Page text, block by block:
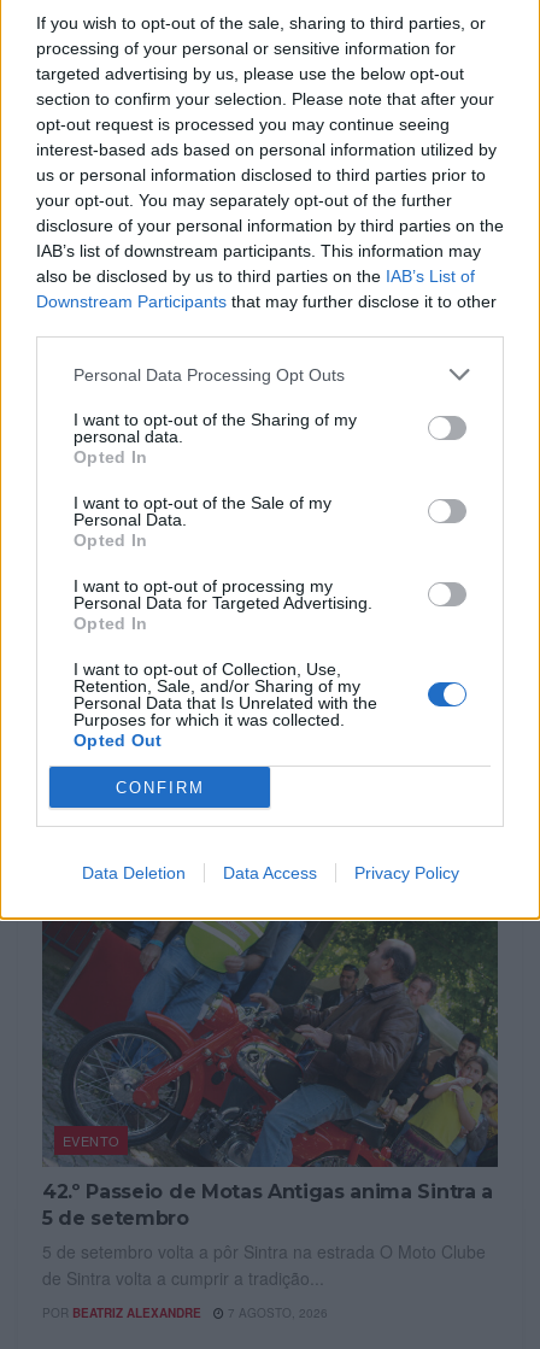
If you wish to opt-out of the sale, sharing to third parties, or
processing of your personal or sensitive information for
targeted advertising by us, please use the below opt-out
section to confirm your selection. Please note that after your
opt-out request is processed you may continue seeing
interest-based ads based on personal information utilized by
us or personal information disclosed to third parties prior to
your opt-out. You may separately opt-out of the further
disclosure of your personal information by third parties on the
IAB’s list of downstream participants. This information may
also be disclosed by us to third parties on the IAB’s List of
Downstream Participants that may further disclose it to other
Personal Data Processing Opt Outs
I want to opt-out of the Sharing of my
personal data.
Opted In
I want to opt-out of the Sale of my
Personal Data.
Opted In
I want to opt-out of processing my
Personal Data for Targeted Advertising.
Opted In
I want to opt-out of Collection, Use,
Retention, Sale, and/or Sharing of my
Personal Data that Is Unrelated with the
Purposes for which it was collected.
Opted Out
CONFIRM
Data Deletion Data Access Privacy Policy
dedicado ao Dia do Made in Italy. O Museu e a
Fábrica Ducati estão localizados na Via Cavalieri
Ducati 3, em Bolonha.
Tags: Ducati Fábrica motos
Museu
Portas abertas
Revista Motos
RELACIONADOS
MOTOMAIS
limitada
A nova Indian Chief Vintage Sturgis, SD Edition,
homenageia o papel fundamental da Indian Motorcycle nas
origens do encontro...
POR 7 AGOSTO, 2026
EVENTO
42.º Passeio de Motas Antigas anima Sintra a
5 de setembro
5 de setembro volta a pôr Sintra na estrada O Moto Clube
de Sintra volta a cumprir a tradição...
POR BEATRIZ ALEXANDRE 7 AGOSTO, 2026